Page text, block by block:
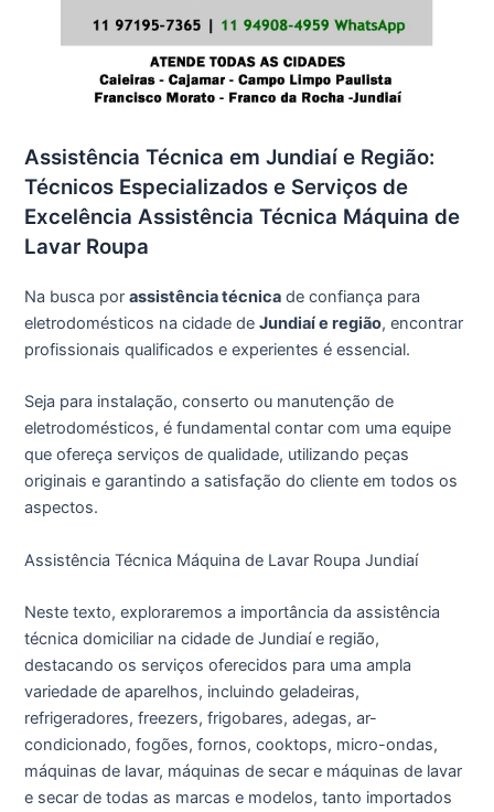
Assistência Técnica em Jundiaí e Região:
Técnicos Especializados e Serviços de
Excelência Assistência Técnica Máquina de
Lavar Roupa
Na busca porassistência técnica de confiança para
eletrodomésticos na cidade deJundiaí e região, encontrar
profissionais qualificados e experientes é essencial.
Seja para instalação, conserto ou manutenção de
eletrodomésticos, é fundamental contar com uma equipe
que ofereça serviços de qualidade, utilizando peças
originais e garantindo a satisfação do cliente em todos os
aspectos.
Assistência Técnica Máquina de Lavar Roupa Jundiaí
Neste texto, exploraremos a importância da assistência
técnica domiciliar na cidade de Jundiaí e região,
destacando os serviços oferecidos para uma ampla
variedade de aparelhos, incluindo geladeiras,
refrigeradores, freezers, frigobares, adegas, ar-
condicionado, fogões, fornos, cooktops, micro-ondas,
máquinas de lavar, máquinas de secar e máquinas de lavar
e secar de todas as marcas e modelos, tanto importados